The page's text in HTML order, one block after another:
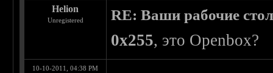
Helion
Unregistered RE: Ваши рабочие
0x255, это Openbox?
10-10-2011, 04:38 PM